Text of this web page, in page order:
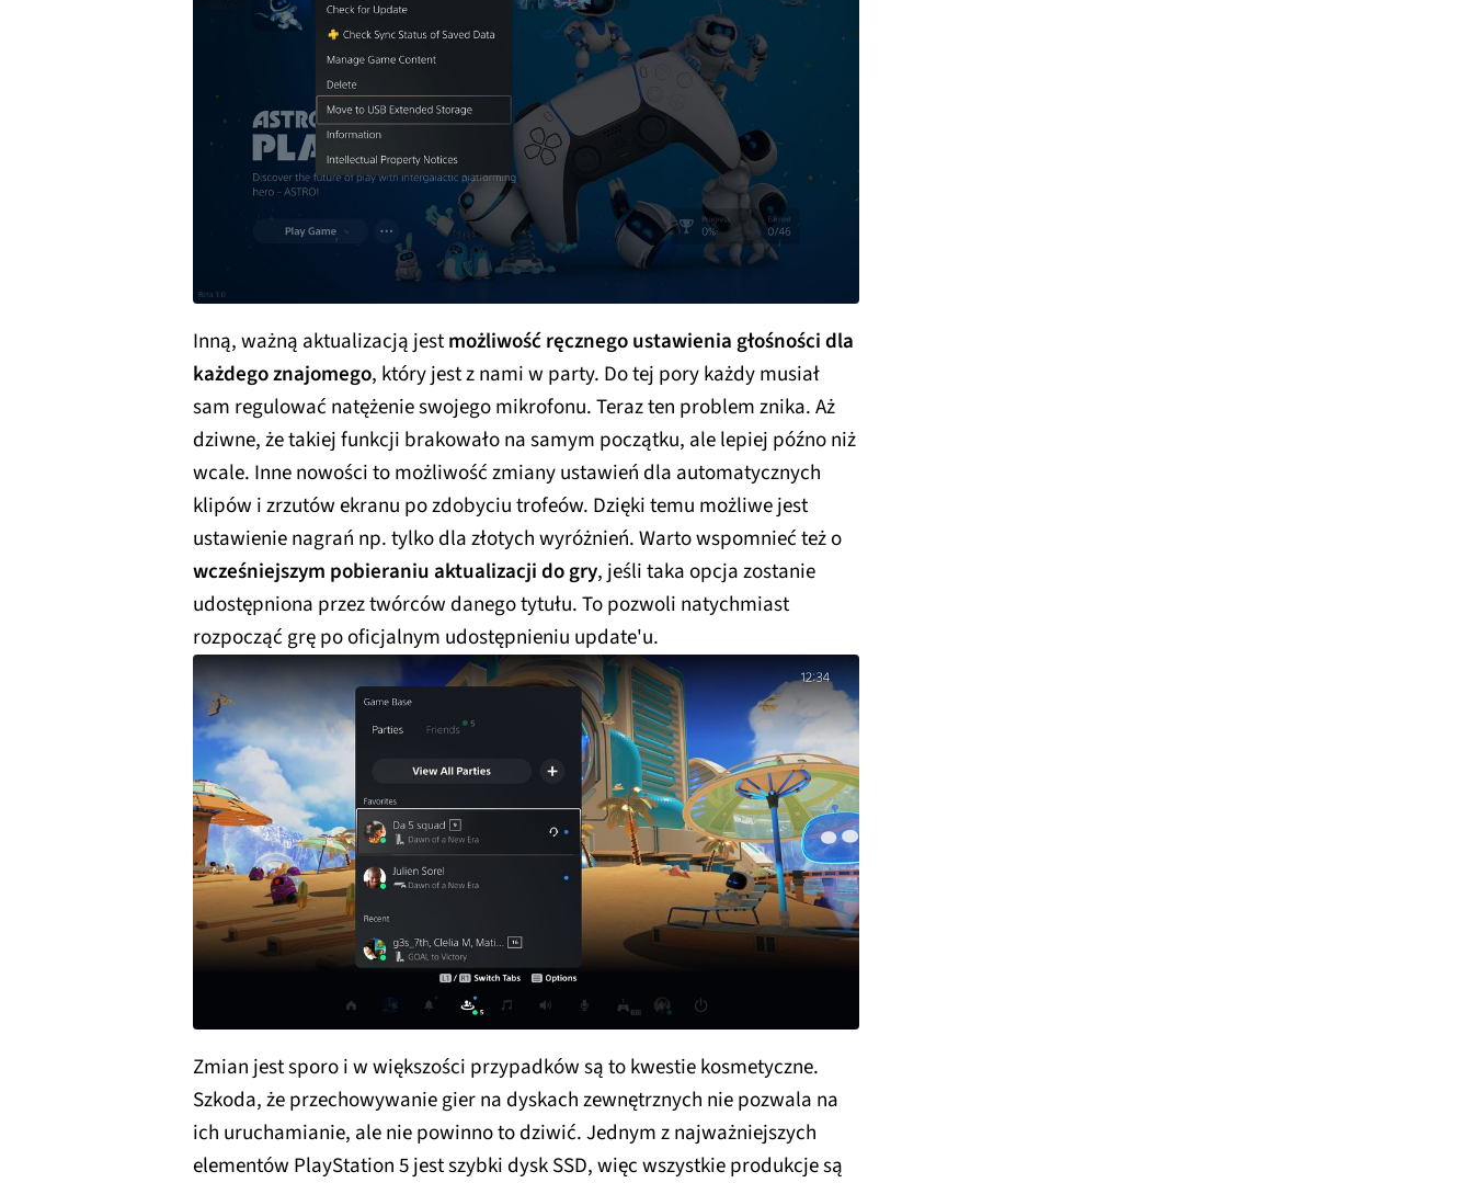
Inną, ważną aktualizacją jestmożliwość ręcznego ustawienia głośności dla
każdego znajomego, który jest z nami w party. Do tej pory każdy musiał
sam regulować natężenie swojego mikrofonu. Teraz ten problem znika. Aż
dziwne, że takiej funkcji brakowało na samym początku, ale lepiej późno niż
wcale. Inne nowości to możliwość zmiany ustawień dla automatycznych
klipów i zrzutów ekranu po zdobyciu trofeów. Dzięki temu możliwe jest
ustawienie nagrań np. tylko dla złotych wyróżnień. Warto wspomnieć też o
wcześniejszym pobieraniu aktualizacji do gry, jeśli taka opcja zostanie
udostępniona przez twórców danego tytułu. To pozwoli natychmiast
rozpocząć grę po oficjalnym udostępnieniu update'u.
Zmian jest sporo i w większości przypadków są to kwestie kosmetyczne.
Szkoda, że przechowywanie gier na dyskach zewnętrznych nie pozwala na
ich uruchamianie, ale nie powinno to dziwić. Jednym z najważniejszych
elementów PlayStation 5 jest szybki dysk SSD, więc wszystkie produkcje są